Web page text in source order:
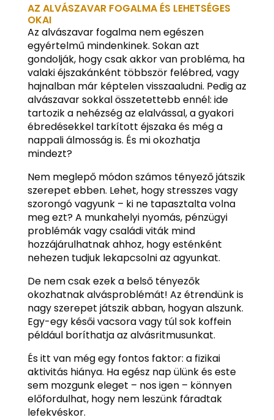
AZ ALVÁSZAVAR FOGALMA ÉS LEHETSÉGES
OKAI
Az alvászavar fogalma nem egészen
egyértelmű mindenkinek. Sokan azt
gondolják, hogy csak akkor van probléma, ha
valaki éjszakánként többször felébred, vagy
hajnalban már képtelen visszaaludni. Pedig az
alvászavar sokkal összetettebb ennél: ide
tartozik a nehézség az elalvással, a gyakori
ébredésekkel tarkított éjszaka és még a
nappali álmosság is. És mi okozhatja
mindezt?
Nem meglepő módon számos tényező játszik
szerepet ebben. Lehet, hogy stresszes vagy
szorongó vagyunk – ki ne tapasztalta volna
meg ezt? A munkahelyi nyomás, pénzügyi
problémák vagy családi viták mind
hozzájárulhatnak ahhoz, hogy esténként
nehezen tudjuk lekapcsolni az agyunkat.
De nem csak ezek a belső tényezők
okozhatnak alvásproblémát! Az étrendünk is
nagy szerepet játszik abban, hogyan alszunk.
Egy-egy késői vacsora vagy túl sok koffein
például boríthatja az alvásritmusunkat.
És itt van még egy fontos faktor: a fizikai
aktivitás hiánya. Ha egész nap ülünk és este
sem mozgunk eleget – nos igen – könnyen
előfordulhat, hogy nem leszünk fáradtak
lefekvéskor.